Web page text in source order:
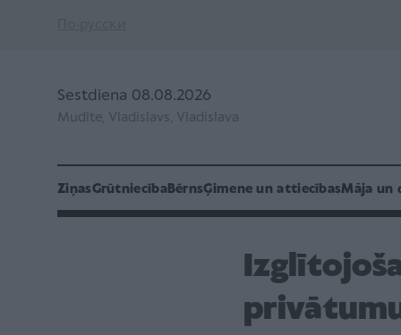
Sestdiena 08.08.2026
Mudīte, Vladislavs, Vladislava
ZiņasGrūtniecībaBērnsĢimene un attiecībasMāja un